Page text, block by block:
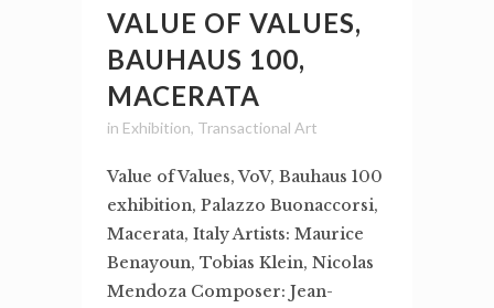
VALUE OF VALUES,
BAUHAUS 100,
MACERATA
in Exhibition, Transactional Art
Value of Values, VoV, Bauhaus 100
exhibition, Palazzo Buonaccorsi,
Macerata, Italy Artists: Maurice
Benayoun, Tobias Klein, Nicolas
Mendoza Composer: Jean-